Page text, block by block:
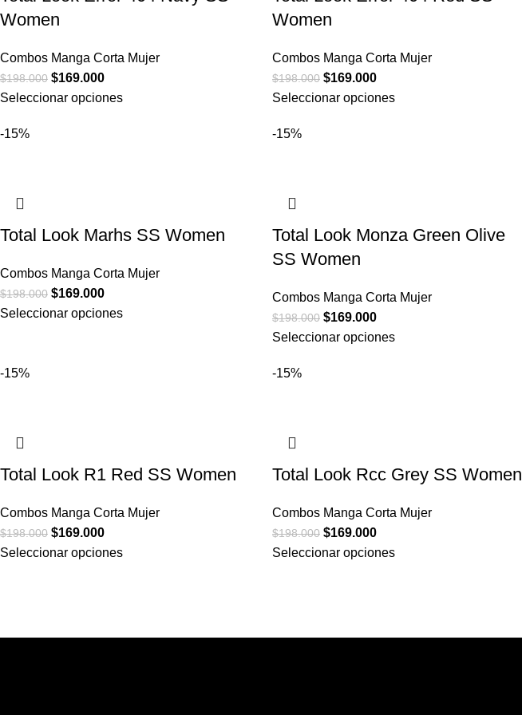
Women
Combos Manga Corta Mujer
$198.000 $169.000
Seleccionar opciones
Women
Combos Manga Corta Mujer
$198.000 $169.000
Seleccionar opciones
-15%
Total Look Marhs SS Women
Combos Manga Corta Mujer
$198.000 $169.000
Seleccionar opciones
-15%
Total Look Monza Green Olive
SS Women
Combos Manga Corta Mujer
$198.000 $169.000
Seleccionar opciones
-15%
Total Look R1 Red SS Women
Combos Manga Corta Mujer
$198.000 $169.000
Seleccionar opciones
-15%
Total Look Rcc Grey SS Women
Combos Manga Corta Mujer
$198.000 $169.000
Seleccionar opciones